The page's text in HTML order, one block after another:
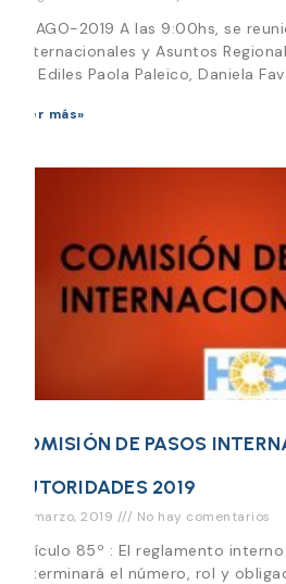
16-AGO-2019 A las 9:00hs, se
Onternacionales y Asuntos
los Ediles Paola Paleico, Daniela
Leer más»
COMISIÓN DE PASOS
AUTORIDADES 2019
29 marzo, 2019 No hay comentarios
Artículo 85º : El reglamento
determinará el número, rol y